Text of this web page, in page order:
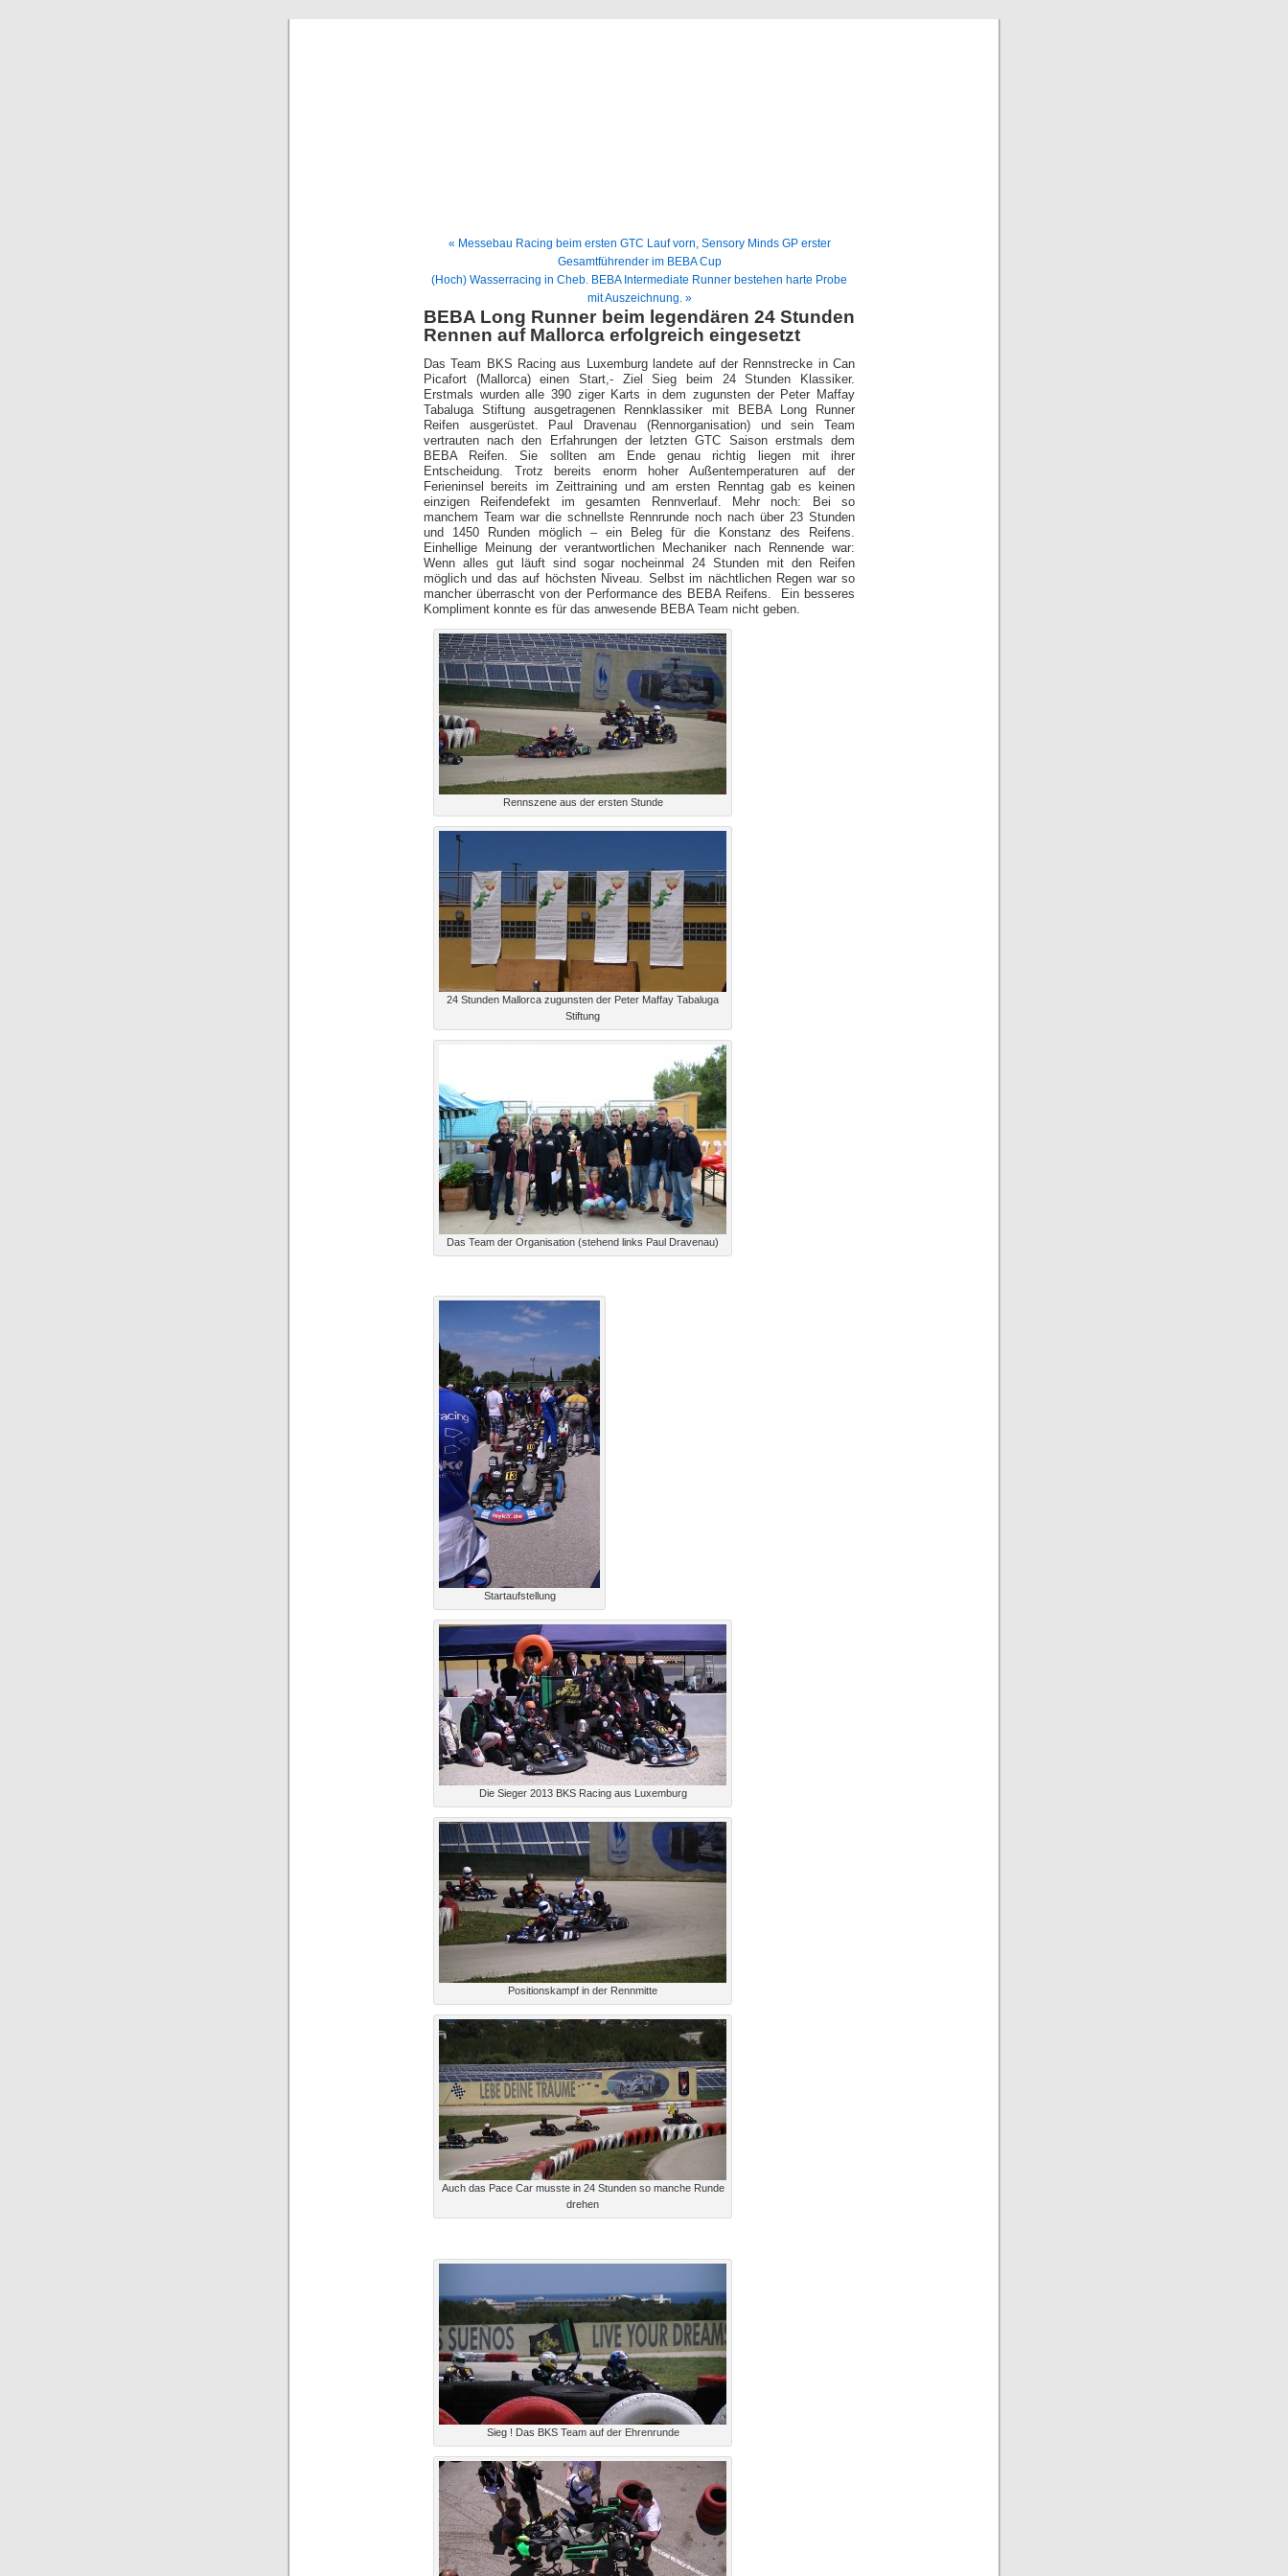
« Messebau Racing beim ersten GTC Lauf vorn, Sensory Minds GP erster
Gesamtführender im BEBA Cup
(Hoch) Wasserracing in Cheb. BEBA Intermediate Runner bestehen harte Probe
mit Auszeichnung. »
BEBA Long Runner beim legendären 24 Stunden
Rennen auf Mallorca erfolgreich eingesetzt
Das Team BKS Racing aus Luxemburg landete auf der Rennstrecke in Can
Picafort (Mallorca) einen Start,- Ziel Sieg beim 24 Stunden Klassiker.
Erstmals wurden alle 390 ziger Karts in dem zugunsten der Peter Maffay
Tabaluga Stiftung ausgetragenen Rennklassiker mit BEBA Long Runner
Reifen ausgerüstet. Paul Dravenau (Rennorganisation) und sein Team
vertrauten nach den Erfahrungen der letzten GTC Saison erstmals dem
BEBA Reifen. Sie sollten am Ende genau richtig liegen mit ihrer
Entscheidung. Trotz bereits enorm hoher Außentemperaturen auf der
Ferieninsel bereits im Zeittraining und am ersten Renntag gab es keinen
einzigen Reifendefekt im gesamten Rennverlauf. Mehr noch: Bei so
manchem Team war die schnellste Rennrunde noch nach über 23 Stunden
und 1450 Runden möglich – ein Beleg für die Konstanz des Reifens.
Einhellige Meinung der verantwortlichen Mechaniker nach Rennende war:
Wenn alles gut läuft sind sogar nocheinmal 24 Stunden mit den Reifen
möglich und das auf höchsten Niveau. Selbst im nächtlichen Regen war so
mancher überrascht von der Performance des BEBA Reifens. Ein besseres
Kompliment konnte es für das anwesende BEBA Team nicht geben.
Rennszene aus der ersten Stunde
24 Stunden Mallorca zugunsten der Peter Maffay Tabaluga
Stiftung
Das Team der Organisation (stehend links Paul Dravenau)
Startaufstellung
Die Sieger 2013 BKS Racing aus Luxemburg
Positionskampf in der Rennmitte
Auch das Pace Car musste in 24 Stunden so manche Runde
drehen
Sieg ! Das BKS Team auf der Ehrenrunde